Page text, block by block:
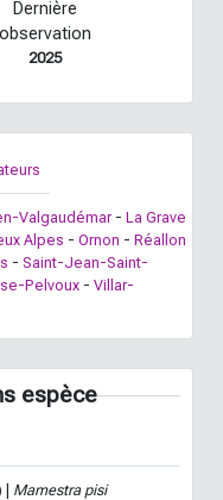
Dernière
observation
2025
Valgaudémar - La Grave
Alpes - Ornon - Réallon
- Saint-Jean-Saint-
Pelvoux - Villar-
espèce
Mamestra pisi